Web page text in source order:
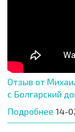
Отзыв от
с Болгарский
Подробнее 14-